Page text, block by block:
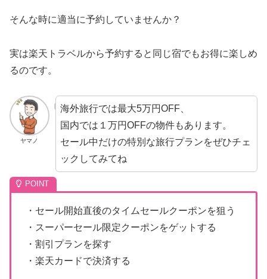
そんな時に適当に予約していませんか？
実は楽天トラベルから予約すると同じ宿でもお得に楽しめ
るのです。
ヤマノ
海外旅行では最大5万円OFF、
国内では１万円OFFの物件もあります。
セール中だけの特別な旅行プランをぜひチェ
ックしてみてね
・セール開始直後のタイムセールクーポンを狙う
・スーパーセール限定クーポンをゲットする
・割引プランを探す
・楽天カードで決済する